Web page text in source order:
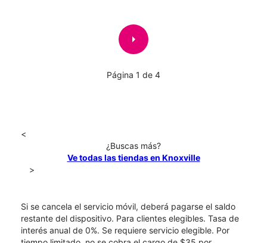
arrow_right
Página 1 de 4
<
¿Buscas más?
Ve todas las tiendas en Knoxville
>
Si se cancela el servicio móvil, deberá pagarse el saldo
restante del dispositivo. Para clientes elegibles. Tasa de
interés anual de 0%. Se requiere servicio elegible. Por